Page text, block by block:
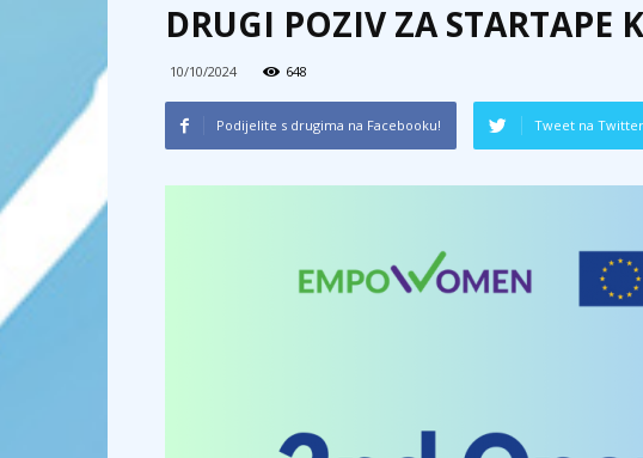
DRUGI POZIV ZA STARTAPE
10/10/2024 648
Podijelite s drugima na Facebooku! Tweet na